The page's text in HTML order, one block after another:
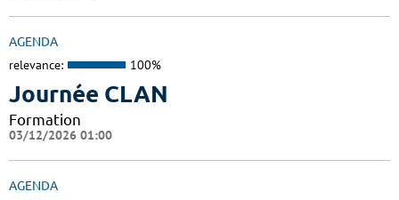
AGENDA
relevance: 100%
Journée CLAN
Formation
03/12/2026 01:00
AGENDA